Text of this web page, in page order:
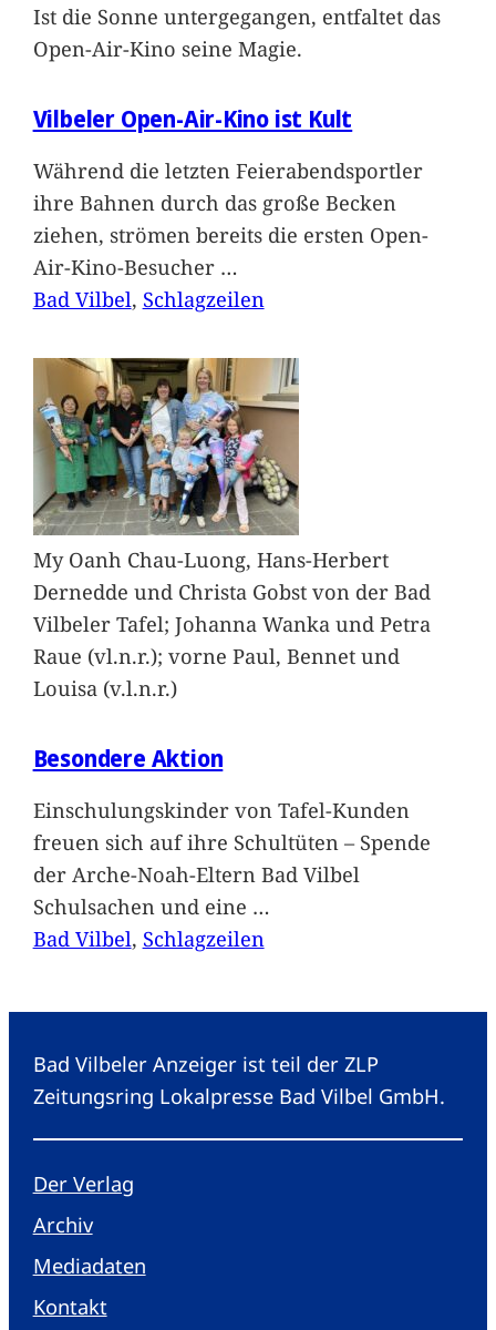
Ist die Sonne untergegangen, entfaltet das
Open-Air-Kino seine Magie.
Vilbeler Open-Air-Kino ist Kult
Während die letzten Feierabendsportler
ihre Bahnen durch das große Becken
ziehen, strömen bereits die ersten Open-
Air-Kino-Besucher …
Bad Vilbel, Schlagzeilen
My Oanh Chau-Luong, Hans-Herbert
Dernedde und Christa Gobst von der Bad
Vilbeler Tafel; Johanna Wanka und Petra
Raue (vl.n.r.); vorne Paul, Bennet und
Louisa (v.l.n.r.)
Besondere Aktion
Einschulungskinder von Tafel-Kunden
freuen sich auf ihre Schultüten – Spende
der Arche-Noah-Eltern Bad Vilbel
Schulsachen und eine …
Bad Vilbel, Schlagzeilen
Bad Vilbeler Anzeiger ist teil der ZLP
Zeitungsring Lokalpresse Bad Vilbel GmbH.
Der Verlag
Archiv
Mediadaten
Kontakt